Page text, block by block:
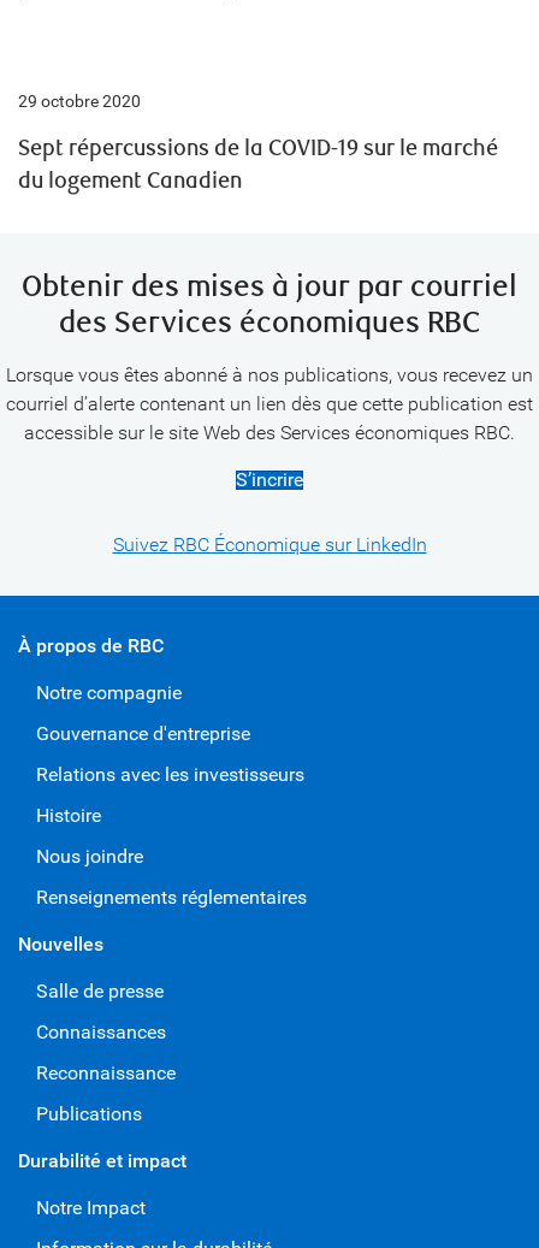
Sept répercussions de la COVID-19 sur le marché
du logement Canadien
29 octobre 2020
Obtenir des mises à jour par courriel
des Services économiques RBC
Lorsque vous êtes abonné à nos publications, vous recevez un
courriel d’alerte contenant un lien dès que cette publication est
accessible sur le site Web des Services économiques RBC.
S’incrire
Suivez RBC Économique sur LinkedIn
À propos de RBC
Notre compagnie
Gouvernance d'entreprise
Relations avec les investisseurs
Histoire
Nous joindre
Renseignements réglementaires
Nouvelles
Salle de presse
Connaissances
Reconnaissance
Publications
Durabilité et impact
Notre Impact